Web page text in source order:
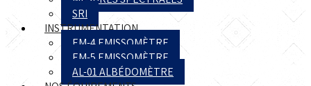
SRI
INSTRUMENTATION
EM-4 EMISSOMÈTRE
EM-5 EMISSOMÈTRE
AL-01 ALBÉDOMÈTRE